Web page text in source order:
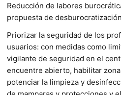
Reducción de labores
propuesta de
Priorizar la seguridad de los
usuarios: con medidas como
vigilante de seguridad en el
encuentre abierto, habilitar
potenciar la limpieza y